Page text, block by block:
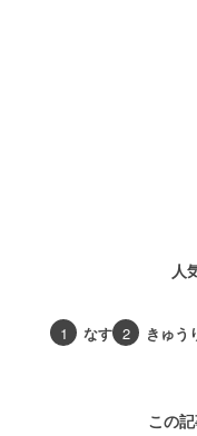
人
1 なす 2 きゅう
この